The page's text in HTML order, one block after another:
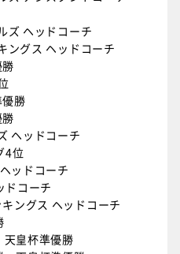
ヘッドコーチ
グス ヘッドコーチ
勝
ヘッドコーチ
位
ッドコーチ
コーチ
ングス ヘッドコーチ
皇杯準優勝